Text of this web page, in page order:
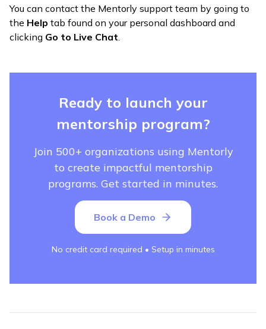
You can contact the Mentorly support team by going to
the Help tab found on your personal dashboard and
clicking Go to Live Chat
Ready to launch your
mentorship program?
Join 500+ organizations using Mentorly
to create impactful mentorship
programs. Get started in minutes.
Book a Demo
No credit card required • Setup in minutes